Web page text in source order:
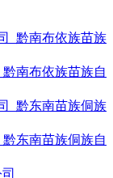
南布依族苗族自
东南苗族侗族自